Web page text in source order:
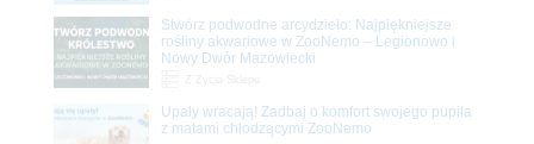
Stwórz podwodne arcydzieło: Najpiękniejsze
rośliny akwariowe w ZooNemo – Legionowo i
Nowy Dwór Mazowiecki
Upały wracają! Zadbaj o komfort swojego pupila
z matami chłodzącymi ZooNemo